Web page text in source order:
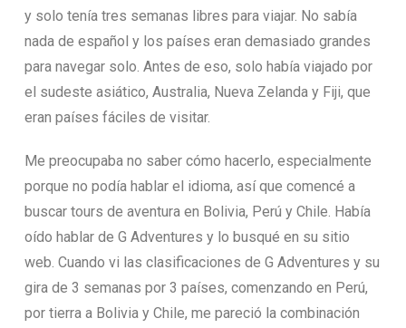
y solo tenía tres semanas libres para viajar. No sabía
nada de español y los países eran demasiado grandes
para navegar solo. Antes de eso, solo había viajado por
el sudeste asiático, Australia, Nueva Zelanda y Fiji, que
eran países fáciles de visitar.
Me preocupaba no saber cómo hacerlo, especialmente
porque no podía hablar el idioma, así que comencé a
buscar tours de aventura en Bolivia, Perú y Chile. Había
oído hablar de G Adventures y lo busqué en su sitio
web. Cuando vi las clasificaciones de G Adventures y su
gira de 3 semanas por 3 países, comenzando en Perú,
por tierra a Bolivia y Chile, me pareció la combinación